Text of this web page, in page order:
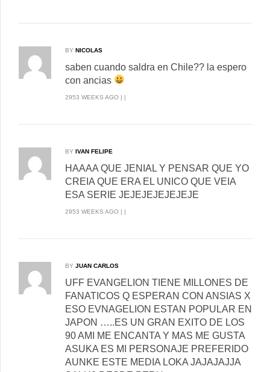
BY NICOLAS
saben cuando saldra en Chile?? la espero
con ancias
2953 WEEKS AGO | |
BY IVAN FELIPE
HAAAA QUE JENIAL Y PENSAR QUE YO
CREIA QUE ERA EL UNICO QUE VEIA
ESA SERIE JEJEJEJEJEJEJE
2953 WEEKS AGO | |
BY JUAN CARLOS
UFF EVANGELION TIENE MILLONES DE
FANATICOS Q ESPERAN CON ANSIAS X
ESO EVNAGELION ESTAN POPULAR EN
JAPON …..ES UN GRAN EXITO DE LOS
90 AMI ME ENCANTA Y MAS ME GUSTA
ASUKA ES MI PERSONAJE PREFERIDO
AUNKE ESTE MEDIA LOKA JAJAJAJJA